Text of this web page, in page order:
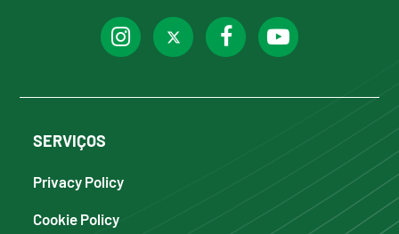
SERVIÇOS
Privacy Policy
Cookie Policy